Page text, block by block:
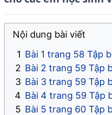
Nội dung bài viết
Bài 1 trang 58 Tập
Bài 2 trang 59 Tập
Bài 3 trang 59 Tập
Bài 4 trang 59 Tập
Bài 5 trang 60 Tập